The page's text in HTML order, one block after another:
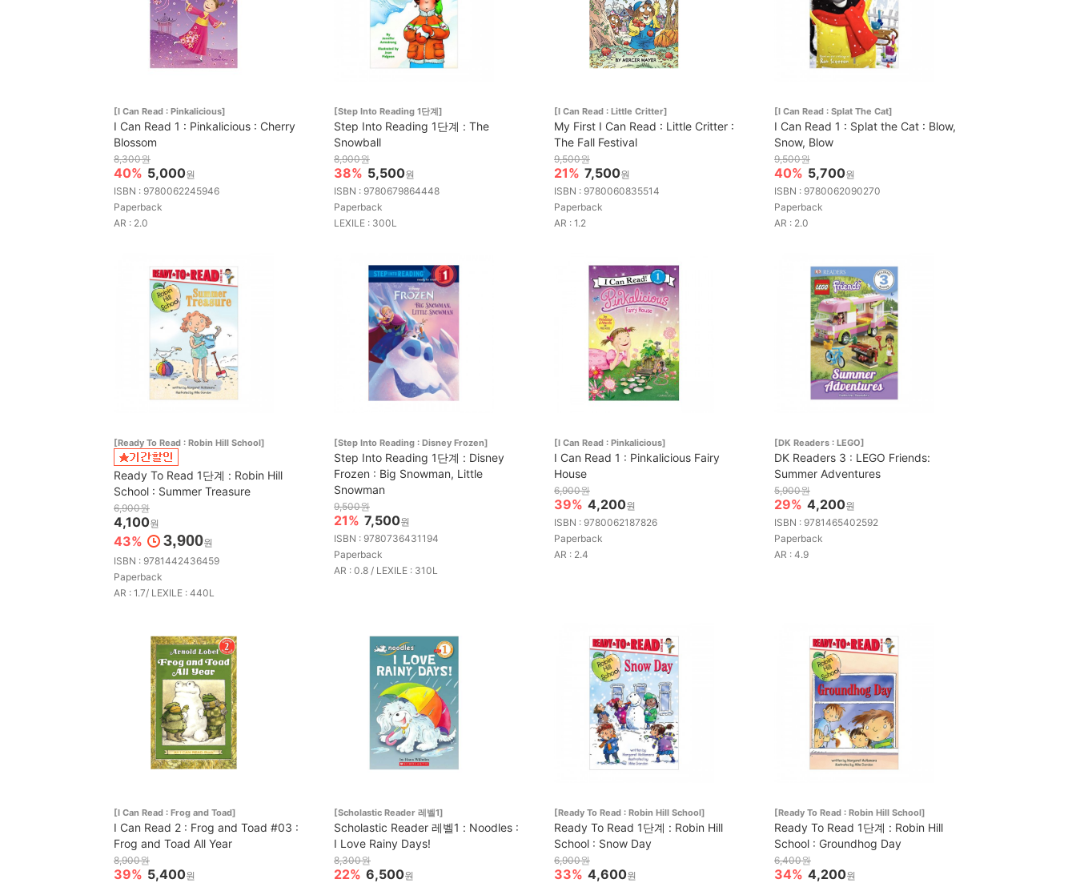
[I Can Read : Pinkalicious]
I Can Read 1 : Pinkalicious : Cherry
Blossom
8,300원
40% 5,000원
ISBN : 9780062245946
Paperback
AR : 2.0
[Step Into Reading 1단계]
Step Into Reading 1단계 : The
Snowball
8,900원
38% 5,500원
ISBN : 9780679864448
Paperback
LEXILE : 300L
[I Can Read : Little Critter]
My First I Can Read : Little Critter :
The Fall Festival
9,500원
21% 7,500원
ISBN : 9780060835514
Paperback
AR : 1.2
[I Can Read : Splat The Cat]
I Can Read 1 : Splat the Cat : Blow,
Snow, Blow
9,500원
40% 5,700원
ISBN : 9780062090270
Paperback
AR : 2.0
[Ready To Read : Robin Hill School]
Ready To Read 1단계 : Robin Hill
School : Summer Treasure
6,900원
4,100원
43% 3,900원
ISBN : 9781442436459
Paperback
AR : 1.7/ LEXILE : 440L
[Step Into Reading : Disney Frozen]
Step Into Reading 1단계 : Disney
Frozen : Big Snowman, Little
Snowman
9,500원
21% 7,500원
ISBN : 9780736431194
Paperback
AR : 0.8 / LEXILE : 310L
[I Can Read : Pinkalicious]
I Can Read 1 : Pinkalicious Fairy
House
6,900원
39% 4,200원
ISBN : 9780062187826
Paperback
AR : 2.4
[DK Readers : LEGO]
DK Readers 3 : LEGO Friends:
Summer Adventures
5,900원
29% 4,200원
ISBN : 9781465402592
Paperback
AR : 4.9
[I Can Read : Frog and Toad]
I Can Read 2 : Frog and Toad #03 :
Frog and Toad All Year
8,900원
39% 5,400원
[Scholastic Reader 레벨1]
Scholastic Reader 레벨1 : Noodles :
I Love Rainy Days!
8,300원
22% 6,500원
[Ready To Read : Robin Hill School]
Ready To Read 1단계 : Robin Hill
School : Snow Day
6,900원
33% 4,600원
[Ready To Read : Robin Hill School]
Ready To Read 1단계 : Robin Hill
School : Groundhog Day
6,400원
34% 4,200원